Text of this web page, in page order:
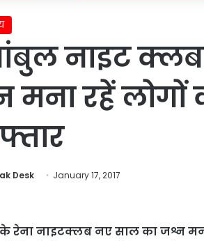
नाइट
मना रहें लोगों
Desk January 17, 2017
रेना नाइटक्लब नए साल का जश्न